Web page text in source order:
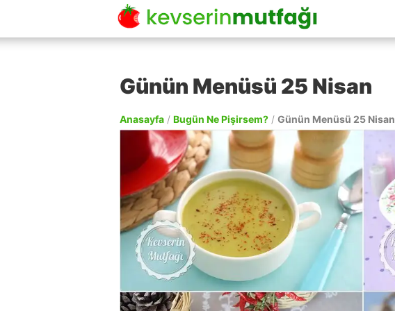
Günün Menüsü 25 Nisan
Anasayfa / Bugün Ne Pişirsem? / Günün Menüsü 25 Nisan